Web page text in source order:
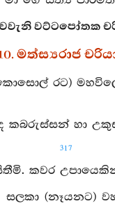
වට්ටපෝතක
මත්ස්‍යරාජ
රට)
හා
317
කවර
සලකා (නෑයනට)